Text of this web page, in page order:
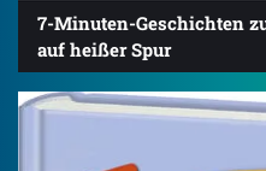
7-Minuten-Geschichten
auf heißer Spur